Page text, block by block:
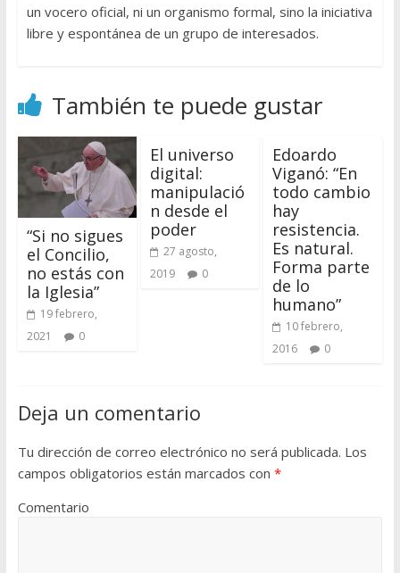
un vocero oficial, ni un organismo formal, sino la iniciativa
libre y espontánea de un grupo de interesados.
También te puede gustar
“Si no sigues
el Concilio,
no estás con
la Iglesia”
19 febrero,
2021
0
El universo
digital:
manipulació
n desde el
poder
27 agosto,
2019
0
Edoardo
Viganó: “En
todo cambio
hay
resistencia.
Es natural.
Forma parte
de lo
humano”
10 febrero,
2016
0
Deja un comentario
Tu dirección de correo electrónico no será publicada. Los
campos obligatorios están marcados con *
Comentario